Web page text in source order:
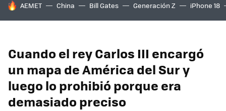
HOY SE HABLA DE
AEMET China Bill Gates Generación Z iPhone 18
Cuando el rey Carlos III encargó
un mapa de América del Sur y
luego lo prohibió porque era
demasiado preciso